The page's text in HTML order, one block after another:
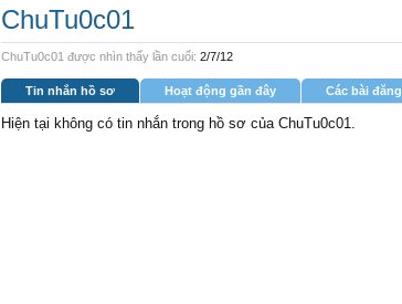
ChuTu0c01
ChuTu0c01 được nhìn thấy lần cuối: 2/7/12
Tin nhắn hồ sơ Hoạt động gần đây Các bài đăng
Hiện tại không có tin nhắn trong hồ sơ của ChuTu0c01.